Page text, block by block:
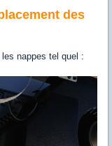
des
nappes tel quel :